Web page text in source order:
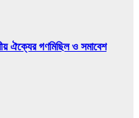
ঐক্যের গণমিছিল ও সমাবেশ